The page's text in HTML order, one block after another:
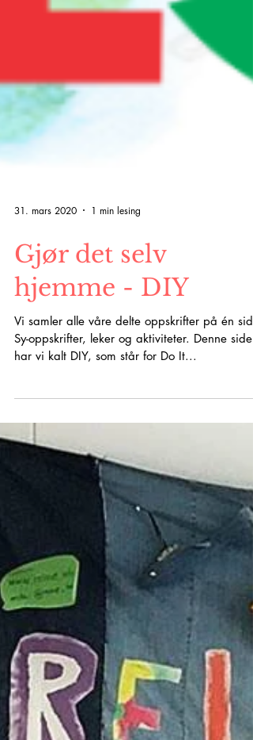
31. mars 2020 1 min lesing
Gjør det selv
hjemme - DIY
har vi kalt DIY, som står for Do It...